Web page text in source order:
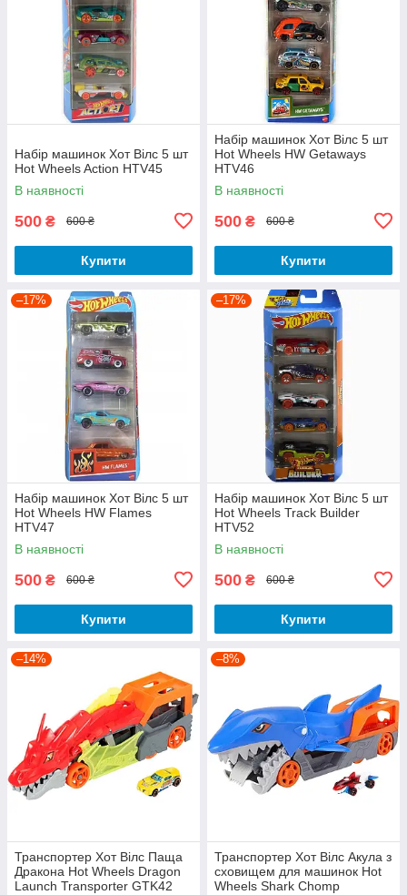
Набір машинок Хот Вілс 5 шт
Hot Wheels Action HTV45
В наявності
500 ₴ 600 ₴
Купити
Набір машинок Хот Вілс 5 шт
Hot Wheels HW Getaways
HTV46
В наявності
500 ₴ 600 ₴
Купити
–17%
Набір машинок Хот Вілс 5 шт
Hot Wheels HW Flames
HTV47
В наявності
500 ₴ 600 ₴
Купити
–17%
Набір машинок Хот Вілс 5 шт
Hot Wheels Track Builder
HTV52
В наявності
500 ₴ 600 ₴
Купити
–14%
Транспортер Хот Вілс Паща
Дракона Hot Wheels Dragon
Launch Transporter GTK42
–8%
Транспортер Хот Вілс Акула з
сховищем для машинок Hot
Wheels Shark Chomp